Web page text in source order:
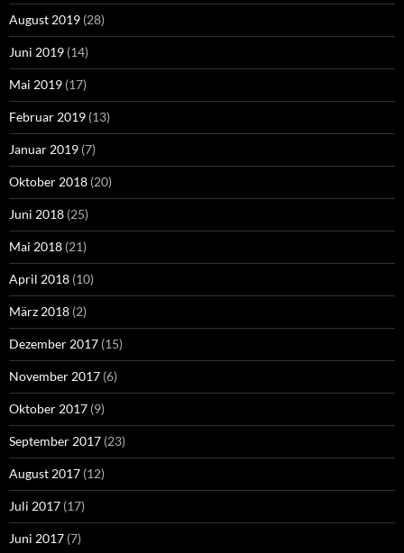
August 2019 (28)
Juni 2019 (14)
Mai 2019 (17)
Februar 2019 (13)
Januar 2019 (7)
Oktober 2018 (20)
Juni 2018 (25)
Mai 2018 (21)
April 2018 (10)
März 2018 (2)
Dezember 2017 (15)
November 2017 (6)
Oktober 2017 (9)
September 2017 (23)
August 2017 (12)
Juli 2017 (17)
Juni 2017 (7)